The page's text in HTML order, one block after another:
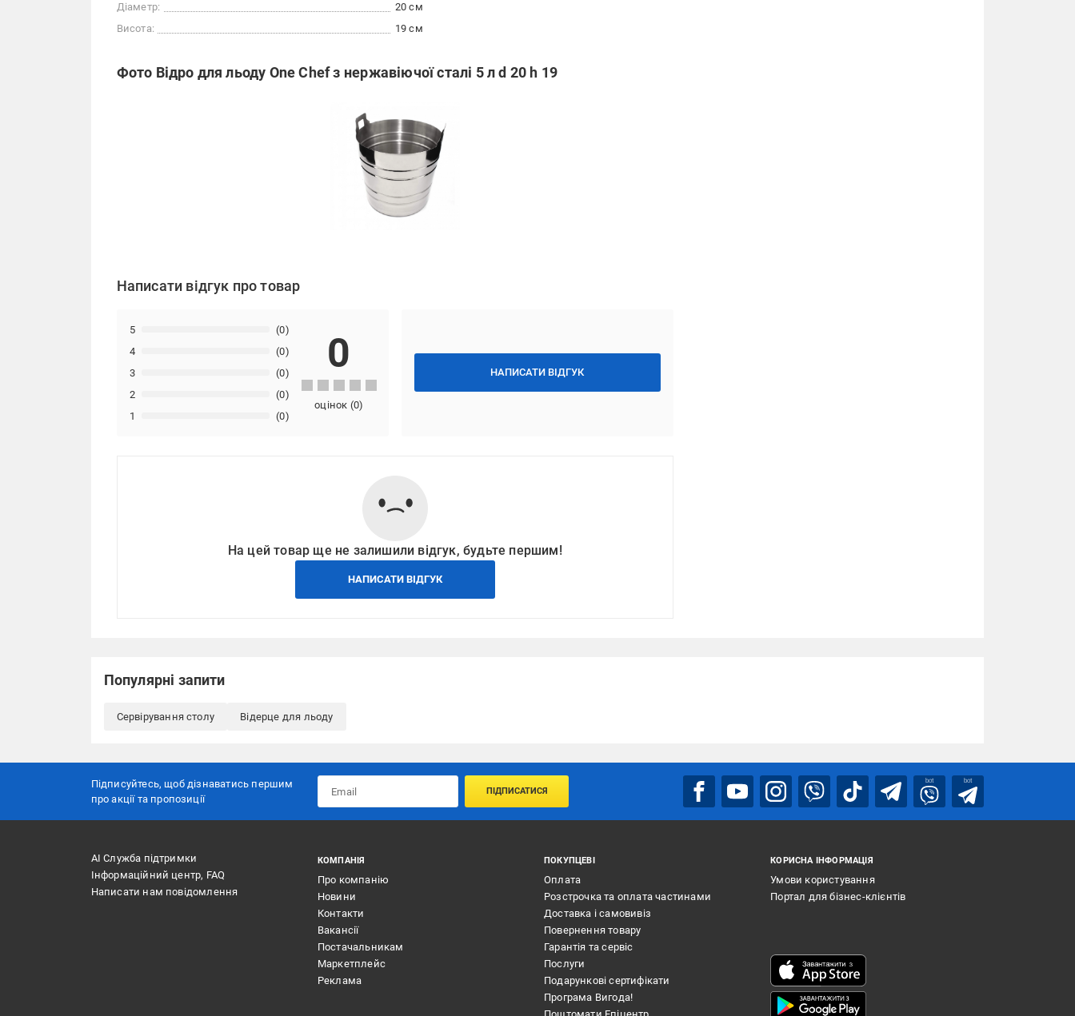
Діаметр:
20 см
Висота:
19 см
Фото Відро для льоду One Chef з нержавіючої сталі 5 л d 20 h 19
Написати відгук про товар
НАПИСАТИ ВІДГУК
1 (0)
2 (0)
3 (0)
4 (0)
5 (0)
0
оцінок (0)
На цей товар ще не залишили відгук, будьте першим!
НАПИСАТИ ВІДГУК
Популярні запити
Сервірування столу Відерце для льоду
Підписуйтесь, щоб дізнаватись першим
про акції та пропозиції
ПІДПИСАТИСЯ
bot bot
АІ Служба підтримки
Інформаційний центр, FAQ
Написати нам повідомлення
КОМПАНІЯ
Про компанію
Новини
Контакти
Вакансії
Постачальникам
Маркетплейс
Реклама
ПОКУПЦЕВІ
Оплата
Розстрочка та оплата частинами
Доставка і самовивіз
Повернення товару
Гарантія та сервіс
Послуги
Подарункові сертифікати
Програма Вигода!
КОРИСНА ІНФОРМАЦІЯ
Умови користування
Портал для бізнес-клієнтів